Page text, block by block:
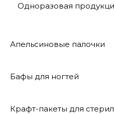
Одноразовая
Апельсиновые палочки
Бафы для ногтей
Крафт-пакеты для